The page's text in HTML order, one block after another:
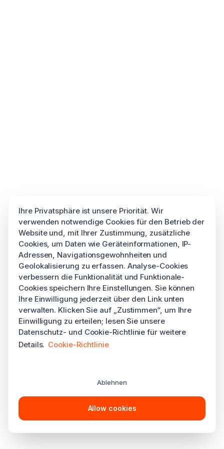
Ihre Privatsphäre ist unsere Priorität. Wir
verwenden notwendige Cookies für den Betrieb der
Website und, mit Ihrer Zustimmung, zusätzliche
Cookies, um Daten wie Geräteinformationen, IP-
Adressen, Navigationsgewohnheiten und
Geolokalisierung zu erfassen. Analyse-Cookies
verbessern die Funktionalität und Funktionale-
Cookies speichern Ihre Einstellungen. Sie können
Ihre Einwilligung jederzeit über den Link unten
verwalten. Klicken Sie auf „Zustimmen“, um Ihre
Einwilligung zu erteilen; lesen Sie unsere
Datenschutz- und Cookie-Richtlinie für weitere
Details. Cookie-Richtlinie
Ablehnen
Allow cookies